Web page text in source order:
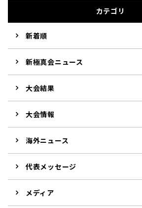
カテゴリ
新着順
新極真会ニュース
大会結果
大会情報
海外ニュース
代表メッセージ
メディア